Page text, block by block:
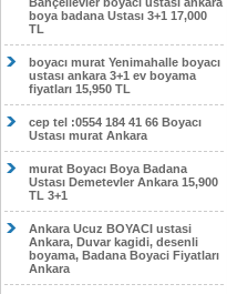
boya badana Ustası 3+1 17,000
TL
boyacı murat Yenimahalle boyacı
ustası ankara 3+1 ev boyama
fiyatları 15,950 TL
cep tel :0554 184 41 66 Boyacı
Ustası murat Ankara
murat Boyacı Boya Badana
Ustası Demetevler Ankara 15,900
TL 3+1
Ankara Ucuz BOYACI ustasi
Ankara, Duvar kagidi, desenli
boyama, Badana Boyaci Fiyatları
Ankara